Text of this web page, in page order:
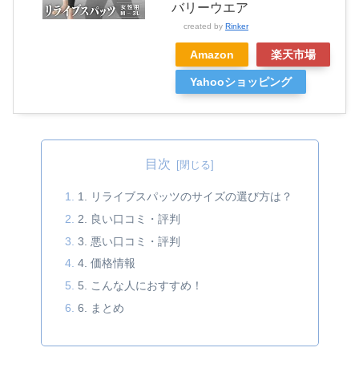
バリーウエア
created by Rinker
Amazon 楽天市場
Yahooショッピング
目次
1. リライブスパッツのサイズの選び方は？
2. 良い口コミ・評判
3. 悪い口コミ・評判
4. 価格情報
5. こんな人におすすめ！
6. まとめ